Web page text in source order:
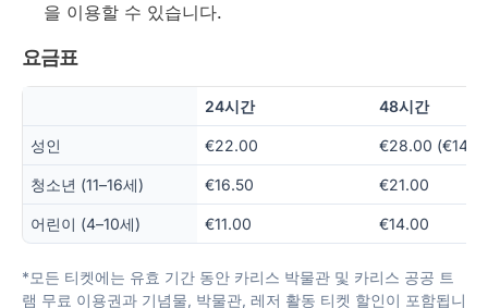
을 이용할 수 있습니다.
요금표
24시간 48시간
성인 €22.00 €28.00
청소년 (11–16세) €16.50 €21.00
어린이 (4–10세) €11.00 €14.00
*모든 티켓에는 유효 기간 동안 카리스 박물관 및 카리스 공공 트
램 무료 이용권과 기념물, 박물관, 레저 활동 티켓 할인이 포함됩니